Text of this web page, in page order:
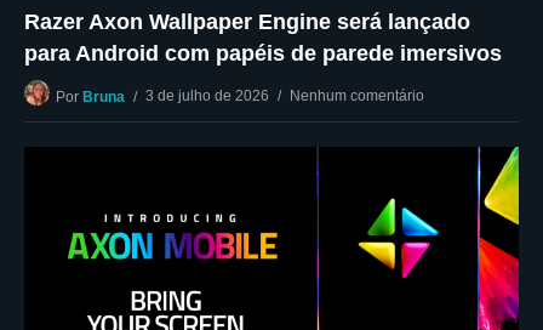
Razer Axon Wallpaper Engine será lançado
para Android com papéis de parede imersivos
Por Bruna 3 de julho de 2026 Nenhum comentário